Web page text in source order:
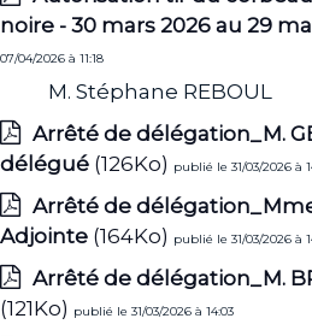
noire - 30 mars 2026 au 29
07/04/2026 à 11:18
M. Stéphane REBOUL
Arrêté de délégation_M.
délégué (126Ko) publié le 31/03/2026 à
Arrêté de
Adjointe (164Ko) publié le 31/03/2026 à
Arrêté de délégation_M.
(121Ko) publié le 31/03/2026 à 14:03